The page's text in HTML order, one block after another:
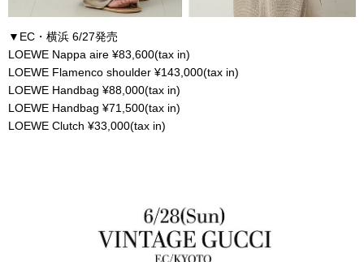
▼EC・横浜 6/27発売
LOEWE Nappa aire ¥83,600(tax in)
LOEWE Flamenco shoulder ¥143,000(tax in)
LOEWE Handbag ¥88,000(tax in)
LOEWE Handbag ¥71,500(tax in)
LOEWE Clutch ¥33,000(tax in)